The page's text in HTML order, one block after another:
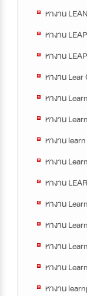
หางาน
หางาน
หางาน
หางาน
หางาน
หางาน
หางาน
หางาน
หางาน
หางาน
หางาน
หางาน
หางาน
หางาน